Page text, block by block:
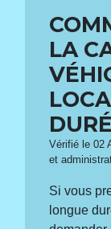
LA
Vérifié le 02
et
Si vous
longue